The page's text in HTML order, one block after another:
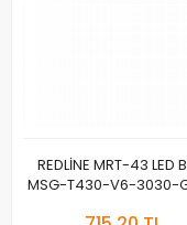
REDLİNE MRT-43 LED
MSG-T430-V6-3030-